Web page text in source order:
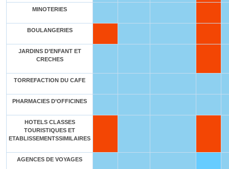
MINOTERIES
BOULANGERIES
JARDINS D’ENFANT ET
CRECHES
TORREFACTION DU CAFE
PHARMACIES D’OFFICINES
HOTELS CLASSES
TOURISTIQUES ET
ETABLISSEMENTSSIMILAIRES
AGENCES DE VOYAGES